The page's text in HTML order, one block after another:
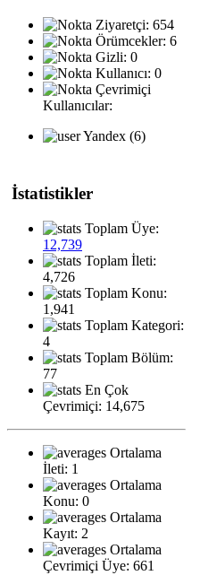
Ziyaretçi: 654
Örümcekler: 6
Gizli: 0
Kullanıcı: 0
Çevrimiçi
Kullanıcılar:
Yandex (6)
İstatistikler
Toplam Üye:
12,739
Toplam İleti:
4,726
Toplam Konu:
1,941
Toplam Kategori:
4
Toplam Bölüm:
77
En Çok
Çevrimiçi: 14,675
Ortalama
İleti: 1
Ortalama
Konu: 0
Ortalama
Kayıt: 2
Ortalama
Çevrimiçi Üye: 661